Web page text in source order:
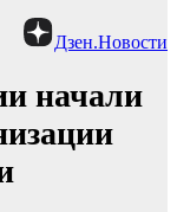
Дзен.Новости
начали